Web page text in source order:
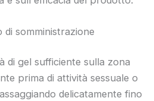
di somministrazione
di gel sufficiente sulla zona
prima di attività sessuale o
delicatamente fino